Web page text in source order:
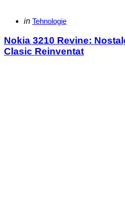
Categories
Posted
in Tehnologie
Nokia 3210 Revine:
Clasic Reinventat